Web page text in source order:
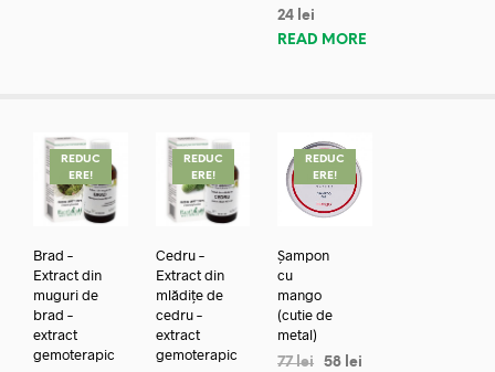
24 lei
READ MORE
REDUC
ERE!
Brad –
Extract din
muguri de
brad –
extract
gemoterapic
REDUC
ERE!
Cedru –
Extract din
mlădițe de
cedru –
extract
gemoterapic
REDUC
ERE!
Șampon
cu
mango
(cutie de
metal)
77lei 58 lei